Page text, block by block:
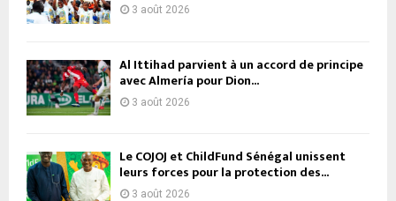
3 août 2026
Al Ittihad parvient à un accord de principe
avec Almería pour Dion...
3 août 2026
Le COJOJ et ChildFund Sénégal unissent
leurs forces pour la protection des...
3 août 2026